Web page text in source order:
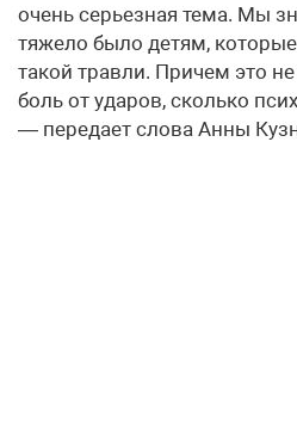
очень серьезная тема. Мы
тяжело было детям,
такой травли. Причем это
боль от ударов, сколько
— передает слова Анны